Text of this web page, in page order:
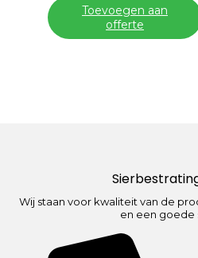
Toevoegen aan
offerte
Wij staan voor kwaliteit van de
en een goede